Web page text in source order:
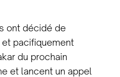
ont décidé de
pacifiquement
du prochain
et lancent un appel